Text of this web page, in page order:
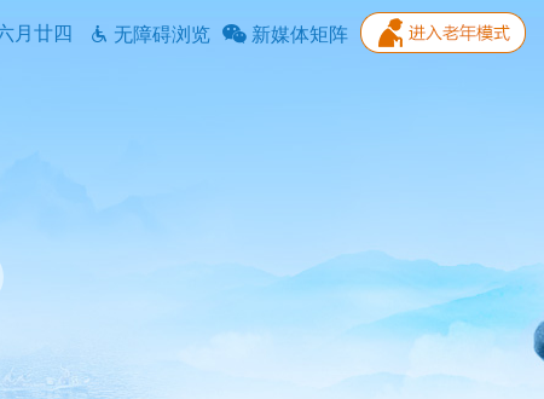
月廿四 无障碍浏览 新媒体矩阵